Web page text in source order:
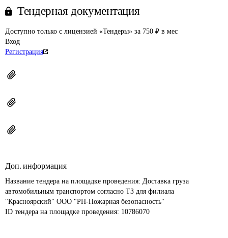
Тендерная документация
Доступно только с лицензией «Тендеры» за 750 ₽ в мес
Вход
Регистрация
Доп. информация
Название тендера на площадке проведения: Доставка груза
автомобильным транспортом согласно ТЗ для филиала
"Красноярский" ООО "РН-Пожарная безопасность"
ID тендера на площадке проведения: 10786070